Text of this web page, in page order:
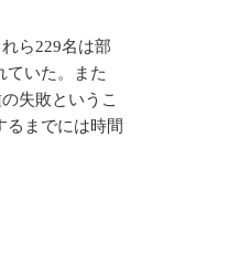
ら229名は部
ていた。また
失敗というこ
るまでには時間